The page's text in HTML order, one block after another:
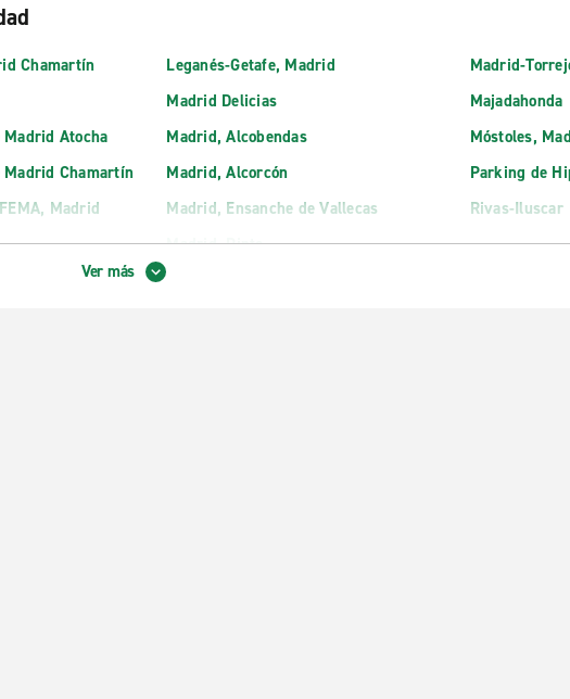
Chamartín
Atocha
Madrid Chamartín
Madrid
Leganés-Getafe, Madrid
Madrid Delicias
Madrid, Alcobendas
Madrid, Alcorcón
Madrid, Ensanche de Vallecas
Madrid, Pinto
Madrid-
Majadahonda
Móstoles,
Parking de
Rivas-Iluscar
Ver más